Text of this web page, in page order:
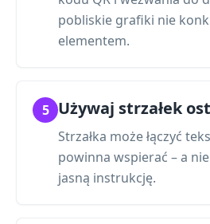
pobliskie grafiki nie
elementem.
5 Używaj strzałek
Strzałka może łączyć
powinna wspierać – a
jasną instrukcję.